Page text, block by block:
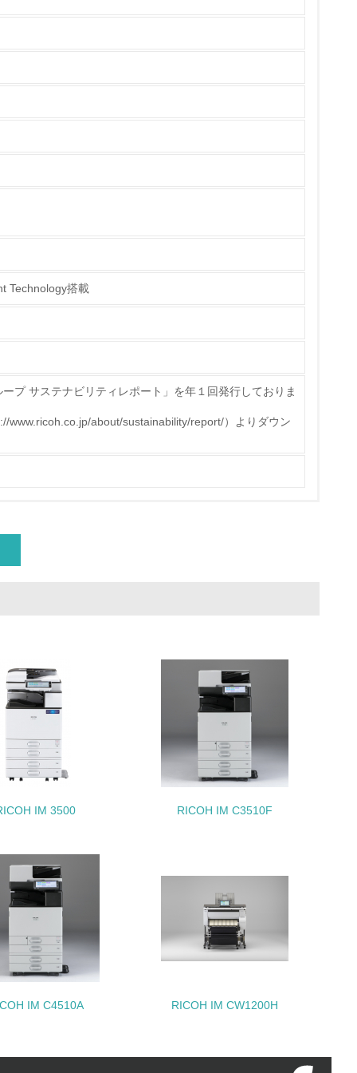
な販売目標や計画を立てている
減の取り組みを行っている
減目標や計画を立てている
っている
林、天然林保護、間伐＞、認証品の
極的に参加している
Technology搭載
プ サステナビリティレポート」を年１回発行しておりま
www.ricoh.co.jp/about/sustainability/report/）よりダウン
IM 3500 RICOH IM C3510F
IM C4510A RICOH IM CW1200H